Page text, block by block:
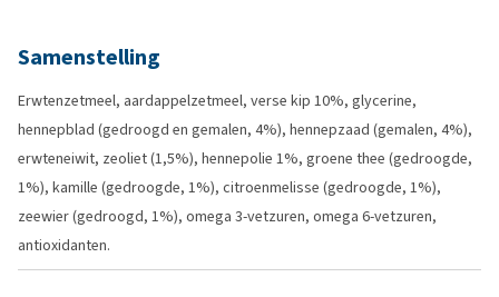
Samenstelling
Erwtenzetmeel, aardappelzetmeel, verse kip 10%, glycerine,
hennepblad (gedroogd en gemalen, 4%), hennepzaad (gemalen, 4%),
erwteneiwit, zeoliet (1,5%), hennepolie 1%, groene thee (gedroogde,
1%), kamille (gedroogde, 1%), citroenmelisse (gedroogde, 1%),
zeewier (gedroogd, 1%), omega 3-vetzuren, omega 6-vetzuren,
antioxidanten.